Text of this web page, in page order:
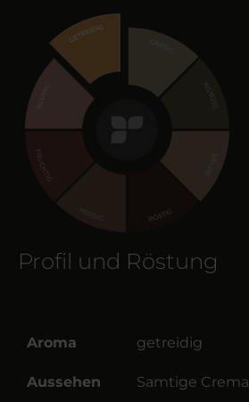
Profil und Röstung
Aroma getreidig
Aussehen Samtige Crema